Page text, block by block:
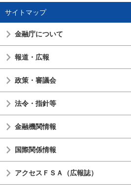
サイトマップ
金融庁について
報道・広報
政策・審議会
法令・指針等
金融機関情報
国際関係情報
アクセスＦＳＡ（広報誌）